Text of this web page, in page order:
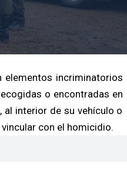
elementos incriminatorios
o encontradas en
interior de su vehículo o
con el homicidio.